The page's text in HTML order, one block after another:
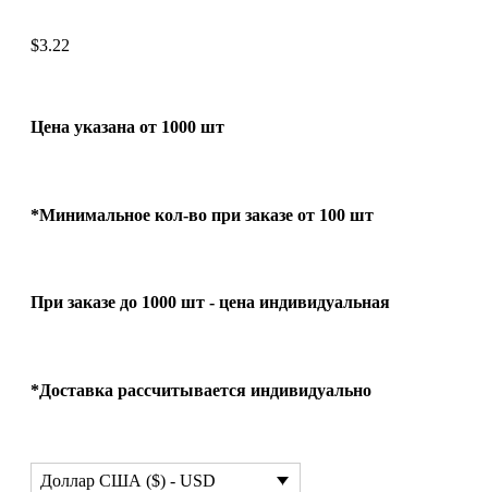
$3.22
Цена указана от 1000 шт
*Минимальное кол-во при заказе от 100 шт
При заказе до 1000 шт - цена индивидуальная
*Доставка рассчитывается индивидуально
Доллар США ($) - USD